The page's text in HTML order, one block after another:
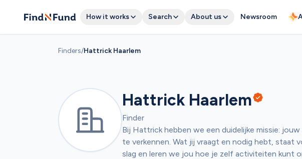
How it works Search About us Newsroom
Finders/Hattrick Haarlem
Hattrick Haarlem
Finder
Bij Hattrick hebben we een duidelijke missie:
te verkennen. Wat jij vraagt en nodig hebt, staat
slag en leren we jou hoe je zelf activiteiten kunt